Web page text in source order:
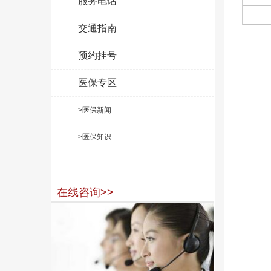
交通指南
预约挂号
医保专区
>医保新闻
>医保知识
在线咨询>>